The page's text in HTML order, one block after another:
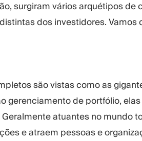
surgiram vários arquétipos de
dos investidores. Vamos
são vistas como as
gerenciamento de portfólio,
atuantes no mundo
e atraem pessoas e